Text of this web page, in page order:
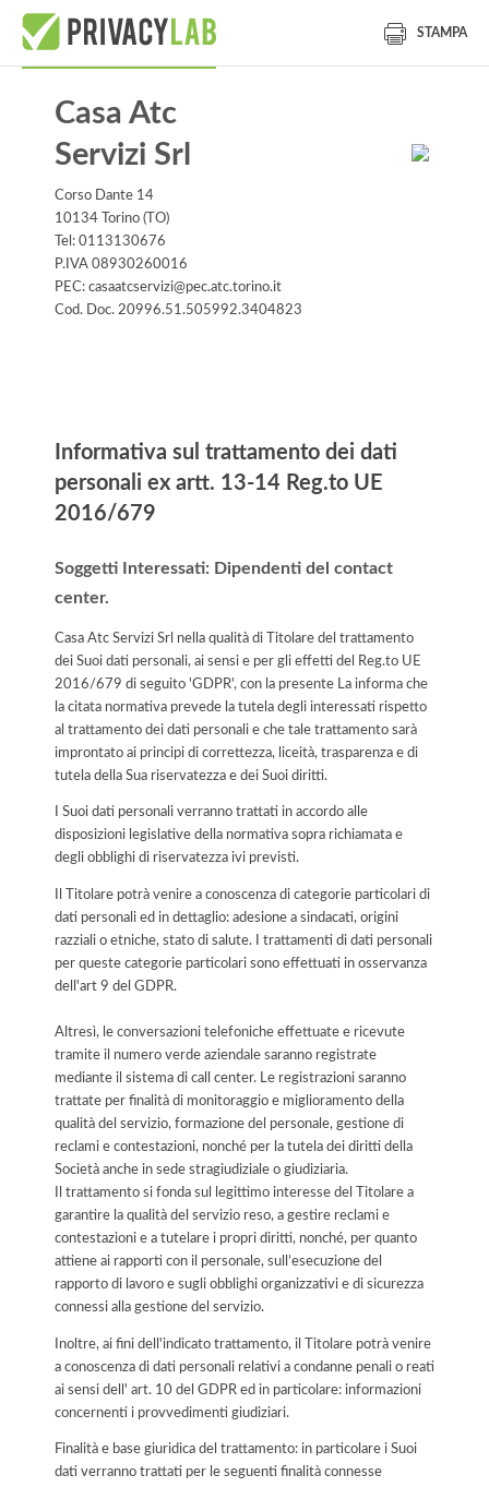
STAMPA
Casa Atc
Servizi Srl
Corso Dante 14
10134 Torino (TO)
Tel: 0113130676
P.IVA 08930260016
PEC: casaatcservizi@pec.atc.torino.it
Cod. Doc. 20996.51.505992.3404823
Informativa sul trattamento dei dati
personali ex artt. 13-14 Reg.to UE
2016/679
Soggetti Interessati: Dipendenti del contact
center.
Casa Atc Servizi Srl nella qualità di Titolare del trattamento
dei Suoi dati personali, ai sensi e per gli effetti del Reg.to UE
2016/679 di seguito 'GDPR', con la presente La informa che
la citata normativa prevede la tutela degli interessati rispetto
al trattamento dei dati personali e che tale trattamento sarà
improntato ai principi di correttezza, liceità, trasparenza e di
tutela della Sua riservatezza e dei Suoi diritti.
I Suoi dati personali verranno trattati in accordo alle
disposizioni legislative della normativa sopra richiamata e
degli obblighi di riservatezza ivi previsti.
Il Titolare potrà venire a conoscenza di categorie particolari di
dati personali ed in dettaglio: adesione a sindacati, origini
razziali o etniche, stato di salute. I trattamenti di dati personali
per queste categorie particolari sono effettuati in osservanza
dell'art 9 del GDPR.
Altresì, le conversazioni telefoniche effettuate e ricevute
tramite il numero verde aziendale saranno registrate
mediante il sistema di call center. Le registrazioni saranno
trattate per finalità di monitoraggio e miglioramento della
qualità del servizio, formazione del personale, gestione di
reclami e contestazioni, nonché per la tutela dei diritti della
Società anche in sede stragiudiziale o giudiziaria.
Il trattamento si fonda sul legittimo interesse del Titolare a
garantire la qualità del servizio reso, a gestire reclami e
contestazioni e a tutelare i propri diritti, nonché, per quanto
attiene ai rapporti con il personale, sull’esecuzione del
rapporto di lavoro e sugli obblighi organizzativi e di sicurezza
connessi alla gestione del servizio.
Inoltre, ai fini dell'indicato trattamento, il Titolare potrà venire
a conoscenza di dati personali relativi a condanne penali o reati
ai sensi dell' art. 10 del GDPR ed in particolare: informazioni
concernenti i provvedimenti giudiziari.
Finalità e base giuridica del trattamento: in particolare i Suoi
dati verranno trattati per le seguenti finalità connesse